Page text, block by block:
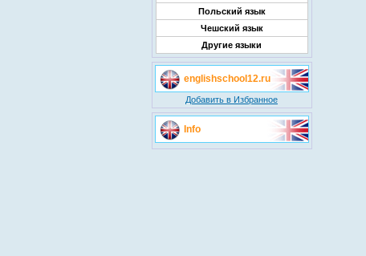
Польский язык
Чешский язык
Другие языки
englishschool12.ru
Добавить в Избранное
Info